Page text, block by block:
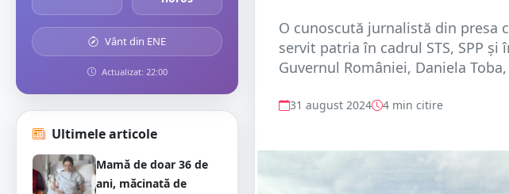
Vânt din ENE
Actualizat: 22:00
Ultimele articole
Mamă de doar 36 de
ani, măcinată de
O cunoscută jurnalistă din presa
servit patria în cadrul STS, SPP
Guvernul României, Daniela
31 august 2024 4 min citire